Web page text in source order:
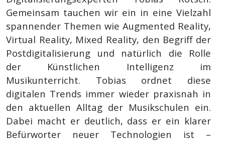
Gemeinsam tauchen wir ein in eine Vielzahl
spannender Themen wie Augmented Reality,
Virtual Reality, Mixed Reality, den Begriff der
Postdigitalisierung und natürlich die Rolle
der Künstlichen Intelligenz im
Musikunterricht. Tobias ordnet diese
digitalen Trends immer wieder praxisnah in
den aktuellen Alltag der Musikschulen ein.
Dabei macht er deutlich, dass er ein klarer
Befürworter neuer Technologien ist –